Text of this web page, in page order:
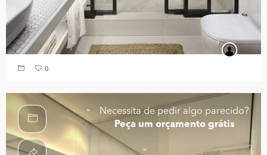
0
Necessita de pedir algo parecido?
Peça um orçamento grátis